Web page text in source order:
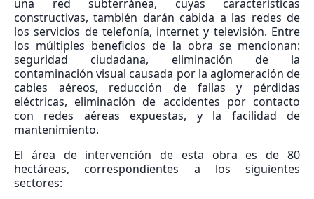
una red subterránea, cuyas características
constructivas, también darán cabida a las redes de
los servicios de telefonía, internet y televisión. Entre
los múltiples beneficios de la obra se mencionan:
seguridad ciudadana, eliminación de la
contaminación visual causada por la aglomeración de
cables aéreos, reducción de fallas y pérdidas
eléctricas, eliminación de accidentes por contacto
con redes aéreas expuestas, y la facilidad de
mantenimiento.
El área de intervención de esta obra es de 80
hectáreas, correspondientes a los siguientes
sectores: